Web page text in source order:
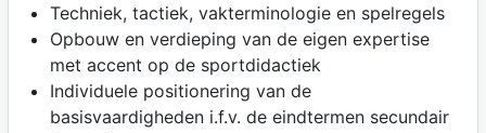
Techniek, tactiek, vakterminologie en spelregels
Opbouw en verdieping van de eigen expertise
met accent op de sportdidactiek
Individuele positionering van de
basisvaardigheden i.f.v. de eindtermen secundair